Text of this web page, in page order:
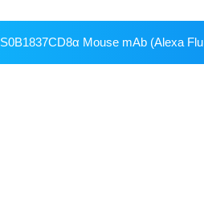
S0B1837CD8α Mouse mAb (Alexa Fluor? 594 Conjugate) (SDT-1036-34)